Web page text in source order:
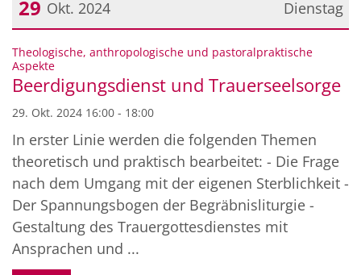
Dienstag
29 Okt. 2024
Datum: 29. Oktober 2024
Theologische, anthropologische und pastoralpraktische
Aspekte:
Beerdigungsdienst und Trauerseelsorge
29. Okt. 2024 16:00 - 18:00
In erster Linie werden die folgenden Themen
theoretisch und praktisch bearbeitet: - Die Frage
nach dem Umgang mit der eigenen Sterblichkeit -
Der Spannungsbogen der Begräbnisliturgie -
Gestaltung des Trauergottesdienstes mit
Ansprachen und ...